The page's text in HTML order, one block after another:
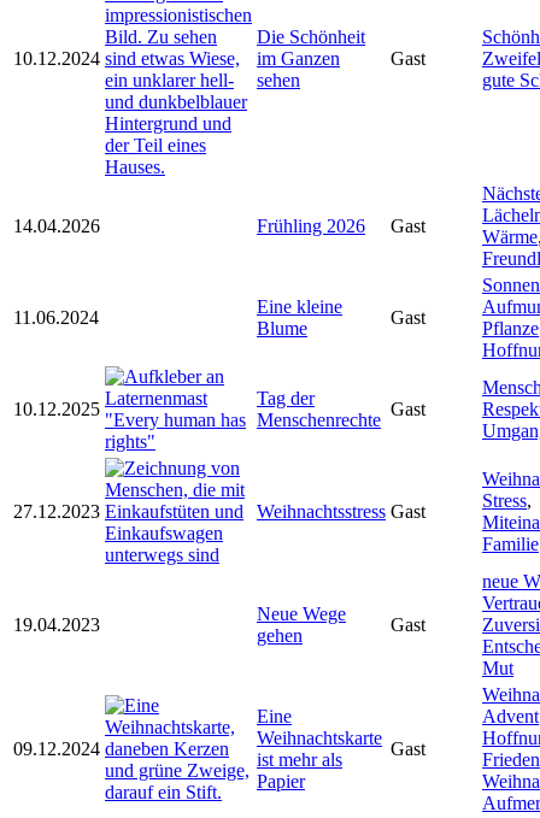
10.12.2024
Die Schönheit
im Ganzen
sehen
Gast
Zweifel
gute
14.04.2026 Frühling 2026 Gast
Wärme
11.06.2024
Eine kleine
Blume
Gast
Pflanze
10.12.2025
Tag der
Menschenrechte
Gast
27.12.2023 Weihnachtsstress Gast
Stress,
Familie
19.04.2023
Neue Wege
gehen
Gast
neue
Mut
09.12.2024
Eine
Weihnachtskarte
ist mehr als
Papier
Gast
Advent
Frieden